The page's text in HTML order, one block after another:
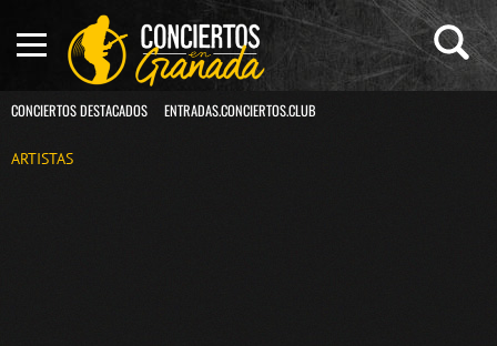
CONCIERTOS DESTACADOS ENTRADAS.CONCIERTOS.CLUB
ARTISTAS